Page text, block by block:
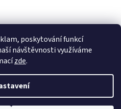
poskytování funkcí
návštěvnosti využíváme
zde.
EshopyUmíme.cz